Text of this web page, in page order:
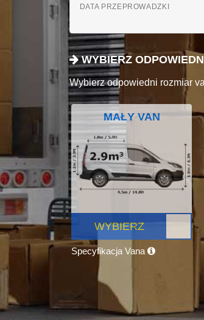
DATA PRZEPROWADZKI
WYBIERZ
Wybierz odpowiedni rozmiar
MAŁY VAN
WYBIERZ
Specyfikacja Vana